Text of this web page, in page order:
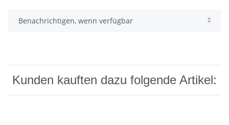
Benachrichtigen, wenn verfügbar
Kunden kauften dazu folgende Artikel: